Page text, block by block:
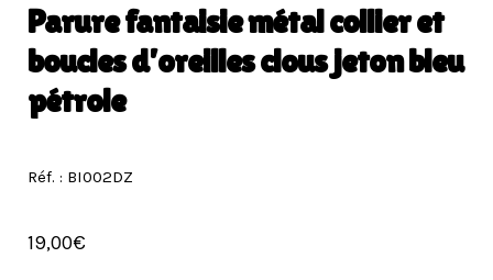
Parure fantaisie métal collier et
boucles d’oreilles clous jeton bleu
pétrole
Réf. : BI002DZ
19,00€